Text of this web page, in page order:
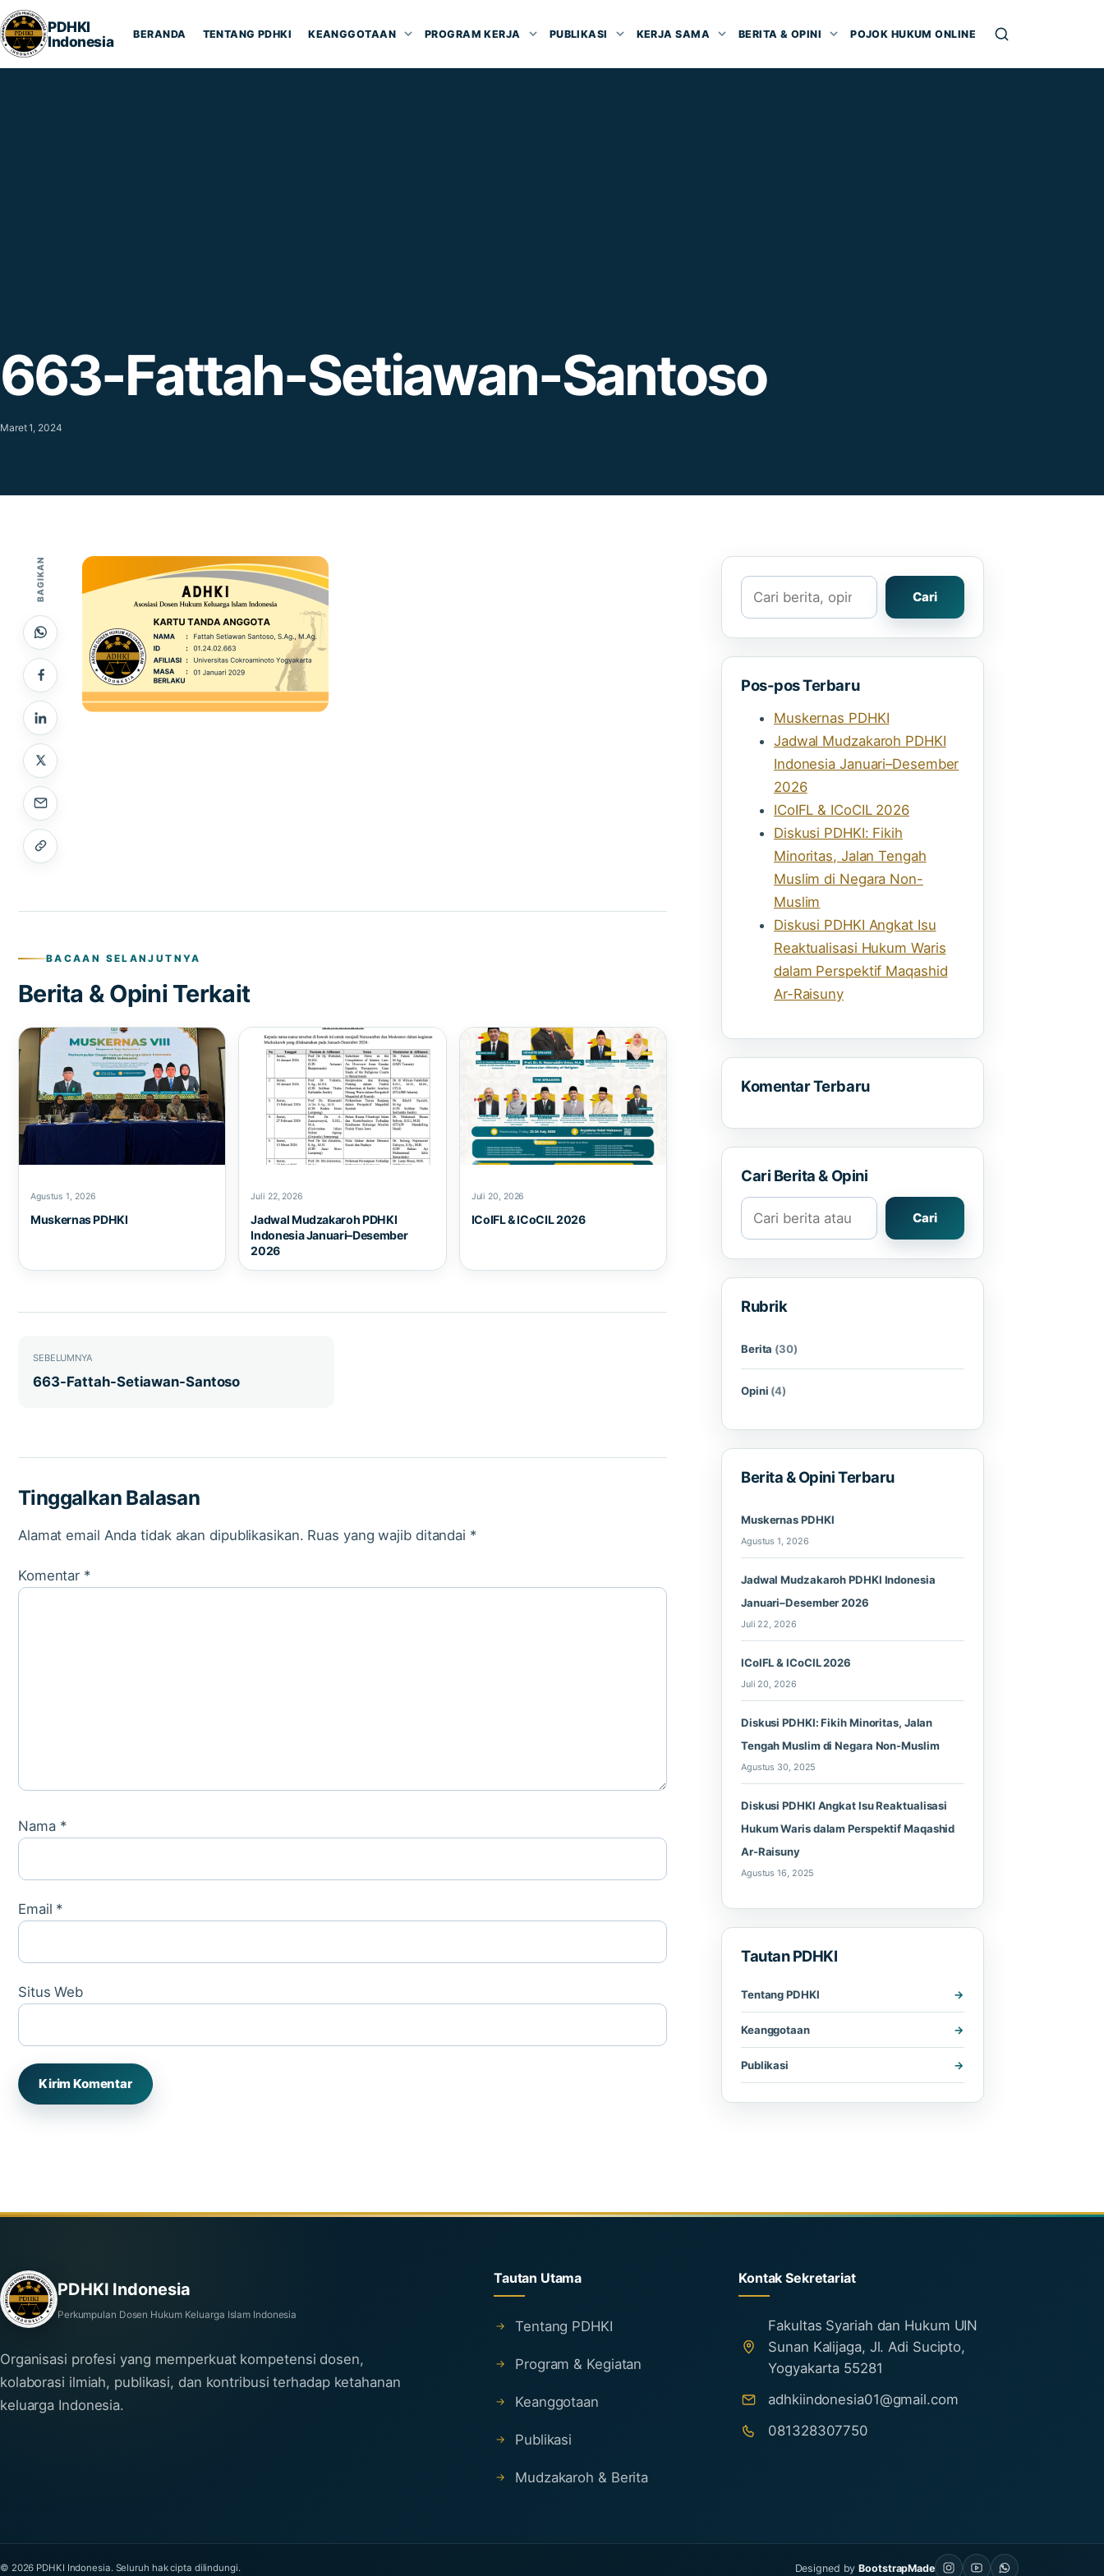
Lompat ke konten
PDHKI
Indonesia
BERANDA TENTANG PDHKI KEANGGOTAAN PROGRAM KERJA PUBLIKASI KERJA SAMA BERITA & OPINI POJOK HUKUM ONLINE
663-Fattah-Setiawan-Santoso
Maret 1, 2024
BAGIKAN
BACAAN SELANJUTNYA
Berita & Opini Terkait
Agustus 1, 2026
Muskernas PDHKI
Juli 22, 2026
Jadwal Mudzakaroh PDHKI
Indonesia Januari–Desember
2026
Juli 20, 2026
ICoIFL & ICoCIL 2026
Navigasi pos
SEBELUMNYA
663-Fattah-Setiawan-Santoso
Tinggalkan Balasan
Alamat email Anda tidak akan dipublikasikan. Ruas yang wajib ditandai *
Komentar *
Nama *
Email *
Situs Web
Cari
Cari
Pos-pos Terbaru
Muskernas PDHKI
Jadwal Mudzakaroh PDHKI
Indonesia Januari–Desember
2026
ICoIFL & ICoCIL 2026
Diskusi PDHKI: Fikih
Minoritas, Jalan Tengah
Muslim di Negara Non-
Muslim
Diskusi PDHKI Angkat Isu
Reaktualisasi Hukum Waris
dalam Perspektif Maqashid
Ar-Raisuny
Komentar Terbaru
Cari Berita & Opini
Cari berita atau opini
Cari
Rubrik
Berita (30)
Opini (4)
Berita & Opini Terbaru
Muskernas PDHKI
Agustus 1, 2026
Jadwal Mudzakaroh PDHKI Indonesia
Januari–Desember 2026
Juli 22, 2026
ICoIFL & ICoCIL 2026
Juli 20, 2026
Diskusi PDHKI: Fikih Minoritas, Jalan
Tengah Muslim di Negara Non-Muslim
Agustus 30, 2025
Diskusi PDHKI Angkat Isu Reaktualisasi
Hukum Waris dalam Perspektif Maqashid
Ar-Raisuny
Agustus 16, 2025
Tautan PDHKI
Tentang PDHKI
Keanggotaan
Publikasi
PDHKI Indonesia
Perkumpulan Dosen Hukum Keluarga Islam Indonesia
Organisasi profesi yang memperkuat kompetensi dosen,
kolaborasi ilmiah, publikasi, dan kontribusi terhadap ketahanan
keluarga Indonesia.
Tautan Utama
Tentang PDHKI
Program & Kegiatan
Keanggotaan
Publikasi
Mudzakaroh & Berita
Kontak Sekretariat
Fakultas Syariah dan Hukum UIN
Sunan Kalijaga, Jl. Adi Sucipto,
Yogyakarta 55281
adhkiindonesia01@gmail.com
081328307750
© 2026 PDHKI Indonesia. Seluruh hak cipta dilindungi. Designed byBootstrapMade